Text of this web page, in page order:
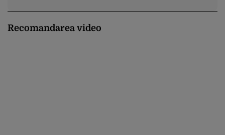
Recomandarea video